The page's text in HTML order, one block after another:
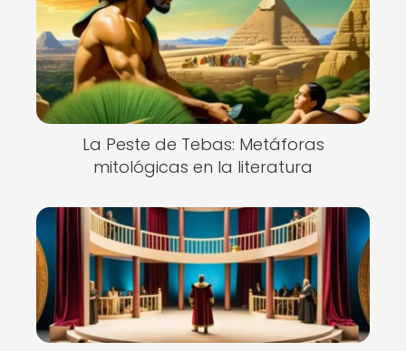
La Peste de Tebas: Metáforas
mitológicas en la literatura